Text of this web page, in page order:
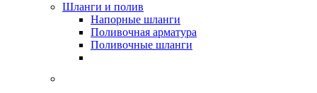
Шланги и полив
Напорные шланги
Поливочная арматура
Поливочные шланги